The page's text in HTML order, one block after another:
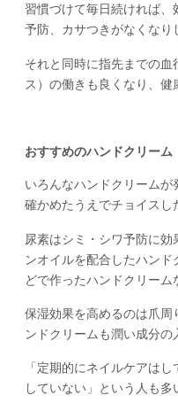
習慣づけて毎日続ければ
予防、カサつきがなくなり
それと同時に指先までの
ス）の働きも良くなり、健
おすすめのハンドクリーム
いろんなハンドクリーム
確かめたうえでチョイスし
尿素はシミ・シワ予防に
ンオイルを配合したハン
どで作ったハンドクリーム
保湿効果を高めるのは爪
ンドクリームも潤い成分の
「定期的にネイルケアは
していない」という人も多